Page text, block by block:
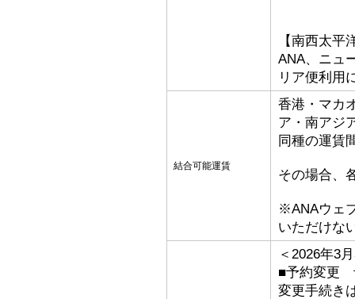
【南西太平
ANA、ニュ
リア便利用
結合可能運賃
香港・マカ
ア・南アジ
同種の運賃
その場合、
※ANAウェ
いただけな
＜2026年3
■予約変更
変更手続き